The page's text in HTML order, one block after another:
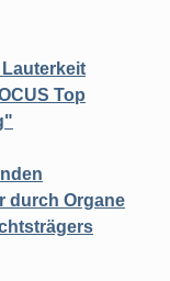
Top
durch Organe